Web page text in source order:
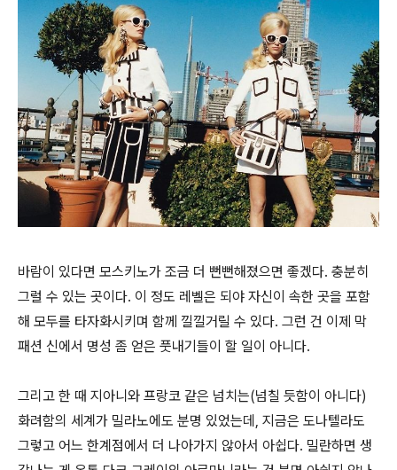
바람이 있다면 모스키노가 조금 더 뻔뻔해졌으면 좋겠다. 충분히
그럴 수 있는 곳이다. 이 정도 레벨은 되야 자신이 속한 곳을 포함
해 모두를 타자화시키며 함께 낄낄거릴 수 있다. 그런 건 이제 막
패션 신에서 명성 좀 얻은 풋내기들이 할 일이 아니다.
그리고 한 때 지아니와 프랑코 같은 넘치는(넘칠 듯함이 아니다)
화려함의 세계가 밀라노에도 분명 있었는데, 지금은 도나텔라도
그렇고 어느 한계점에서 더 나아가지 않아서 아쉽다. 밀란하면 생